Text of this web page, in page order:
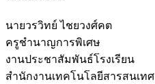
นายวรวิทย์ ไชยวงศ์คต
ครูชำนาญการพิเศษ
งานประชาสัมพันธ์โรงเรียน
สำนักงานเทคโนโลยีสารสนเทศ